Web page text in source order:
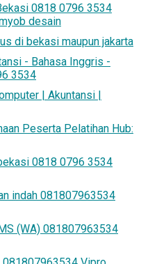
0818 0796 3534
desain
di bekasi maupun jakarta
- Bahasa Inggris -
3534
| Akuntansi |
Peserta Pelatihan Hub:
0818 0796 3534
indah 081807963534
(WA) 081807963534